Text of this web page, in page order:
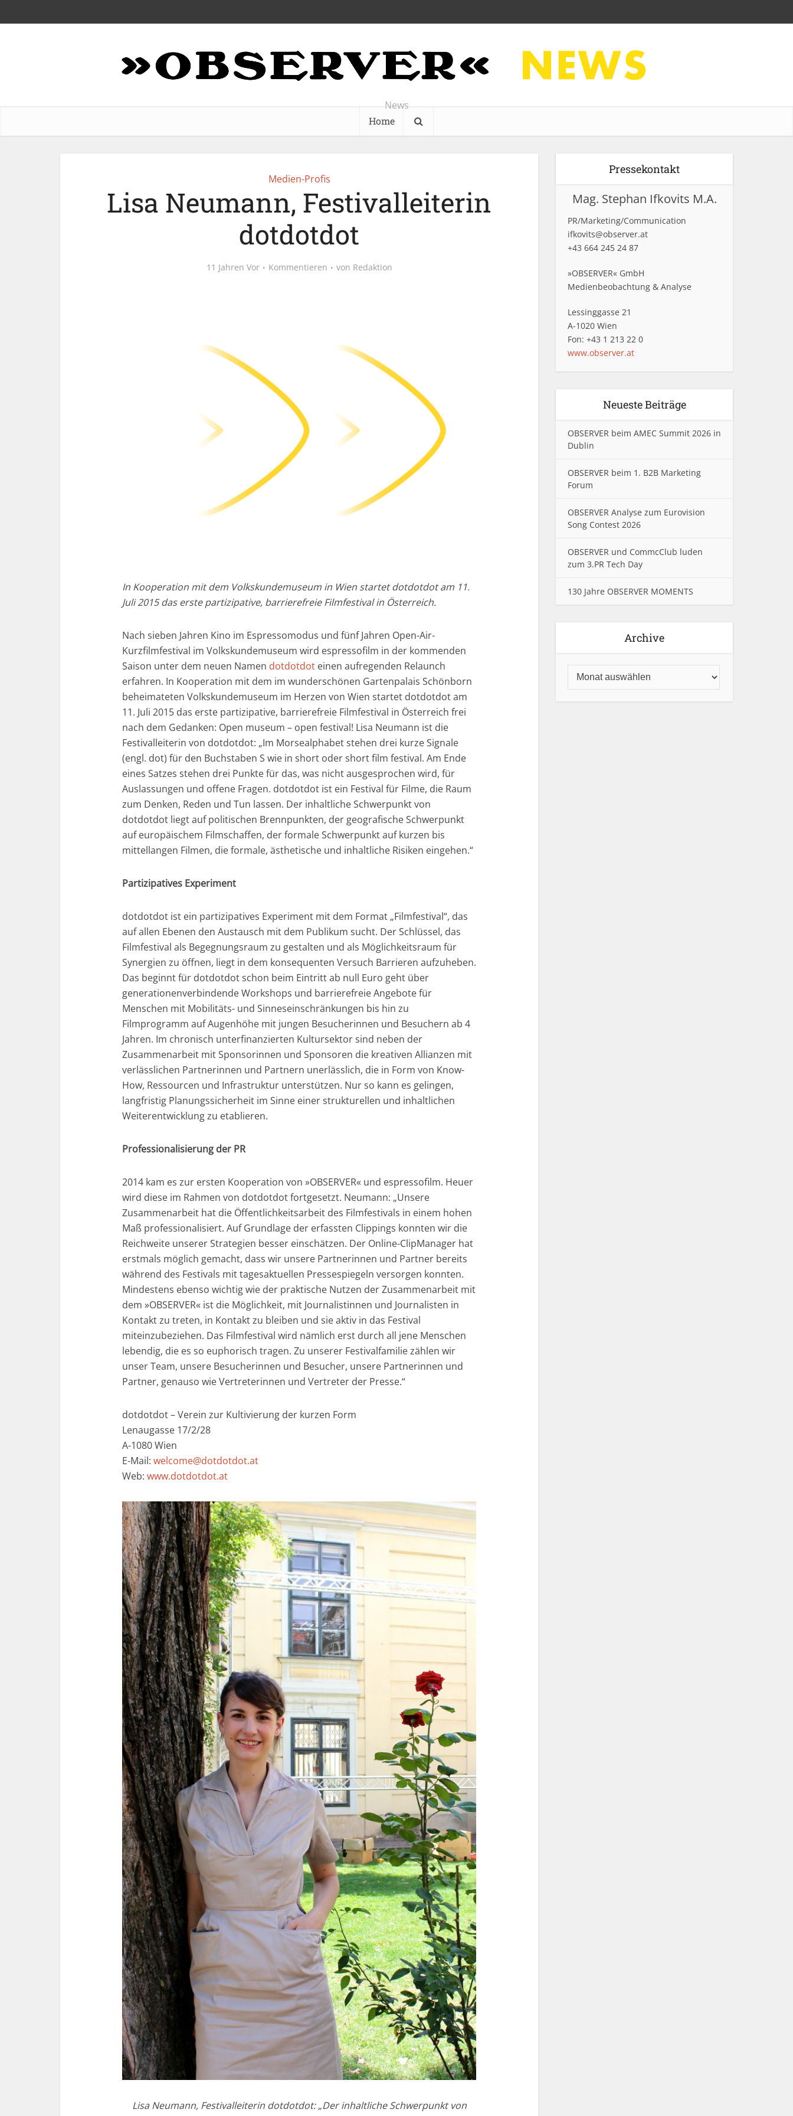
News
Home
Medien-Profis
Lisa Neumann, Festivalleiterin
dotdotdot
11 Jahren Vor Kommentieren von Redaktion
In Kooperation mit dem Volkskundemuseum in Wien startet dotdotdot am 11.
Juli 2015 das erste partizipative, barrierefreie Filmfestival in Österreich.
Nach sieben Jahren Kino im Espressomodus und fünf Jahren Open-Air-
Kurzfilmfestival im Volkskundemuseum wird espressofilm in der kommenden
Saison unter dem neuen Namen dotdotdot einen aufregenden Relaunch
erfahren. In Kooperation mit dem im wunderschönen Gartenpalais Schönborn
beheimateten Volkskundemuseum im Herzen von Wien startet dotdotdot am
11. Juli 2015 das erste partizipative, barrierefreie Filmfestival in Österreich frei
nach dem Gedanken: Open museum – open festival! Lisa Neumann ist die
Festivalleiterin von dotdotdot: „Im Morsealphabet stehen drei kurze Signale
(engl. dot) für den Buchstaben S wie in short oder short film festival. Am Ende
eines Satzes stehen drei Punkte für das, was nicht ausgesprochen wird, für
Auslassungen und offene Fragen. dotdotdot ist ein Festival für Filme, die Raum
zum Denken, Reden und Tun lassen. Der inhaltliche Schwerpunkt von
dotdotdot liegt auf politischen Brennpunkten, der geografische Schwerpunkt
auf europäischem Filmschaffen, der formale Schwerpunkt auf kurzen bis
mittellangen Filmen, die formale, ästhetische und inhaltliche Risiken eingehen.“
Partizipatives Experiment
dotdotdot ist ein partizipatives Experiment mit dem Format „Filmfestival“, das
auf allen Ebenen den Austausch mit dem Publikum sucht. Der Schlüssel, das
Filmfestival als Begegnungsraum zu gestalten und als Möglichkeitsraum für
Synergien zu öffnen, liegt in dem konsequenten Versuch Barrieren aufzuheben.
Das beginnt für dotdotdot schon beim Eintritt ab null Euro geht über
generationenverbindende Workshops und barrierefreie Angebote für
Menschen mit Mobilitäts- und Sinneseinschränkungen bis hin zu
Filmprogramm auf Augenhöhe mit jungen Besucherinnen und Besuchern ab 4
Jahren. Im chronisch unterfinanzierten Kultursektor sind neben der
Zusammenarbeit mit Sponsorinnen und Sponsoren die kreativen Allianzen mit
verlässlichen Partnerinnen und Partnern unerlässlich, die in Form von Know-
How, Ressourcen und Infrastruktur unterstützen. Nur so kann es gelingen,
langfristig Planungssicherheit im Sinne einer strukturellen und inhaltlichen
Weiterentwicklung zu etablieren.
Professionalisierung der PR
2014 kam es zur ersten Kooperation von »OBSERVER« und espressofilm. Heuer
wird diese im Rahmen von dotdotdot fortgesetzt. Neumann: „Unsere
Zusammenarbeit hat die Öffentlichkeitsarbeit des Filmfestivals in einem hohen
Maß professionalisiert. Auf Grundlage der erfassten Clippings konnten wir die
Reichweite unserer Strategien besser einschätzen. Der Online-ClipManager hat
erstmals möglich gemacht, dass wir unsere Partnerinnen und Partner bereits
während des Festivals mit tagesaktuellen Pressespiegeln versorgen konnten.
Mindestens ebenso wichtig wie der praktische Nutzen der Zusammenarbeit mit
dem »OBSERVER« ist die Möglichkeit, mit Journalistinnen und Journalisten in
Kontakt zu treten, in Kontakt zu bleiben und sie aktiv in das Festival
miteinzubeziehen. Das Filmfestival wird nämlich erst durch all jene Menschen
lebendig, die es so euphorisch tragen. Zu unserer Festivalfamilie zählen wir
unser Team, unsere Besucherinnen und Besucher, unsere Partnerinnen und
Partner, genauso wie Vertreterinnen und Vertreter der Presse.“
dotdotdot – Verein zur Kultivierung der kurzen Form
Lenaugasse 17/2/28
A-1080 Wien
E-Mail: welcome@dotdotdot.at
Web: www.dotdotdot.at
Lisa Neumann, Festivalleiterin dotdotdot: „Der inhaltliche Schwerpunkt von
Pressekontakt
Mag. Stephan Ifkovits M.A.
PR/Marketing/Communication
ifkovits@observer.at
+43 664 245 24 87
»OBSERVER« GmbH
Medienbeobachtung & Analyse
Lessinggasse 21
A-1020 Wien
Fon: +43 1 213 22 0
www.observer.at
Neueste Beiträge
OBSERVER beim AMEC Summit 2026 in
Dublin
OBSERVER beim 1. B2B Marketing
Forum
OBSERVER Analyse zum Eurovision
Song Contest 2026
OBSERVER und CommcClub luden
zum 3.PR Tech Day
130 Jahre OBSERVER MOMENTS
Archive